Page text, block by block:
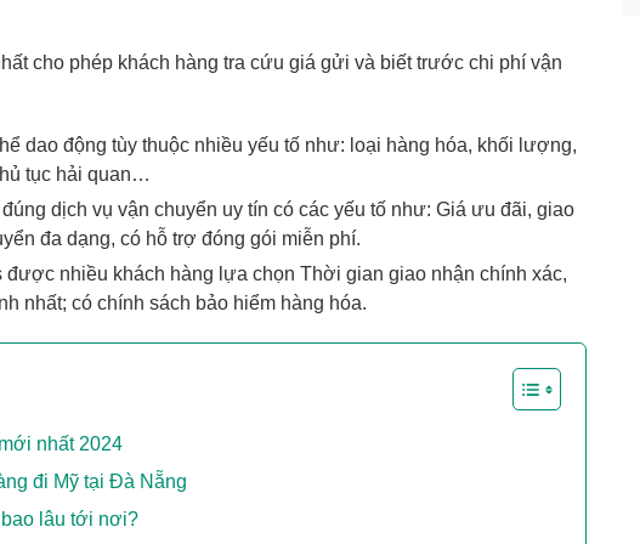
cho phép khách hàng tra cứu giá gửi và biết trước chi phí vận
dao động tùy thuộc nhiều yếu tố như: loại hàng hóa, khối lượng,
tục hải quan…
dịch vụ vận chuyển uy tín có các yếu tố như: Giá ưu đãi, giao
đa dạng, có hỗ trợ đóng gói miễn phí.
nhiều khách hàng lựa chọn Thời gian giao nhận chính xác,
nhất; có chính sách bảo hiểm hàng hóa.
nhất 2024
đi Mỹ tại Đà Nẵng
lâu tới nơi?